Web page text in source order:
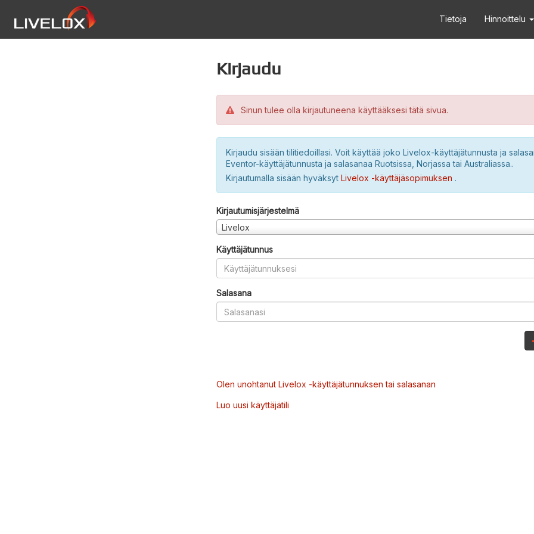
Tietoja Hinnoittelu
Kirjaudu
Sinun tulee olla kirjautuneena käyttääksesi tätä sivua.
Kirjaudu sisään tilitiedoillasi. Voit käyttää joko Livelox-käyttäjätunnusta ja
Eventor-käyttäjätunnusta ja salasanaa Ruotsissa, Norjassa tai Australiassa..
Kirjautumalla sisään hyväksyt Livelox -käyttäjäsopimuksen .
Kirjautumisjärjestelmä
Livelox
Käyttäjätunnus
Salasana
Olen unohtanut Livelox -käyttäjätunnuksen tai salasanan
Luo uusi käyttäjätili